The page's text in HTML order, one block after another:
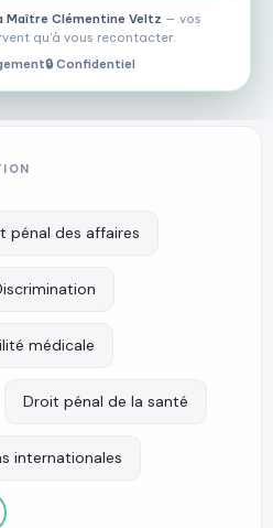
Maître Clémentine Veltz — vos
qu'à vous recontacter.
🔒 Confidentiel
pénal des affaires
médicale
Droit pénal de la santé
internationales